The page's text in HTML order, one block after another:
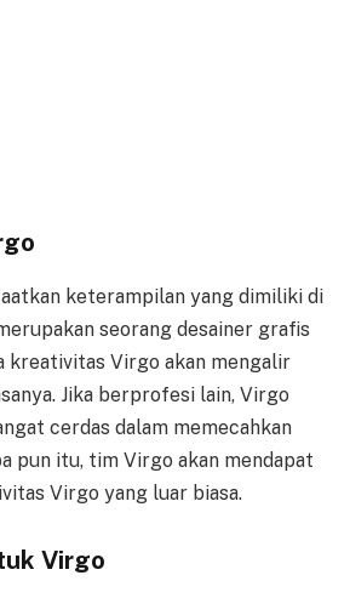
keterampilan yang dimiliki di
seorang desainer grafis
kreativitas Virgo akan mengalir
Jika berprofesi lain, Virgo
cerdas dalam memecahkan
pun itu, tim Virgo akan mendapat
Virgo yang luar biasa.
Virgo